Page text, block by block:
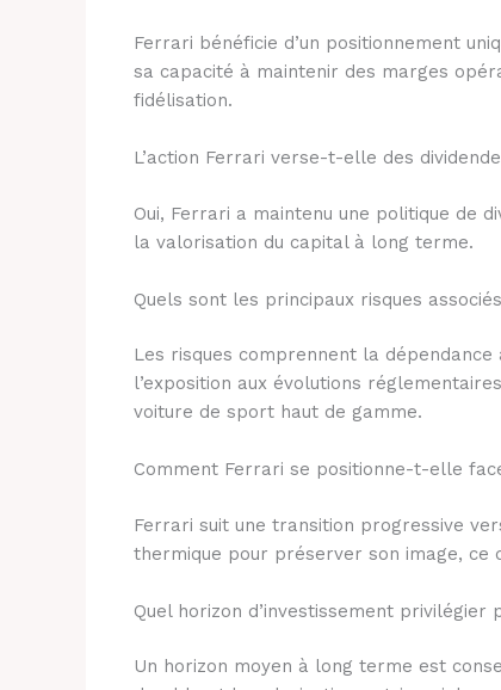
Ferrari bénéficie d’un positionnement
sa capacité à maintenir des marges
fidélisation.
L’action Ferrari verse-t-elle des
Oui, Ferrari a maintenu une politique de
la valorisation du capital à long terme.
Quels sont les principaux risques
Les risques comprennent la
l’exposition aux évolutions
voiture de sport haut de gamme.
Comment Ferrari se positionne-t-elle
Ferrari suit une transition progressive
thermique pour préserver son image, ce
Quel horizon d’investissement privilégier
Un horizon moyen à long terme est